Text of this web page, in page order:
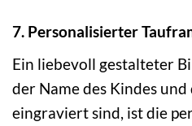
7. Personalisierter
Ein liebevoll gestalteter
der Name des Kindes und
eingraviert sind, ist die